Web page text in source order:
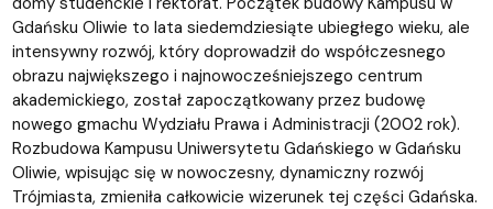
Gdańsku Oliwie to lata siedemdziesiąte ubiegłego wieku, ale
intensywny rozwój, który doprowadził do współczesnego
obrazu największego i najnowocześniejszego centrum
akademickiego, został zapoczątkowany przez budowę
nowego gmachu Wydziału Prawa i Administracji (2002 rok).
Rozbudowa Kampusu Uniwersytetu Gdańskiego w Gdańsku
Oliwie, wpisując się w nowoczesny, dynamiczny rozwój
Trójmiasta, zmieniła całkowicie wizerunek tej części Gdańska.